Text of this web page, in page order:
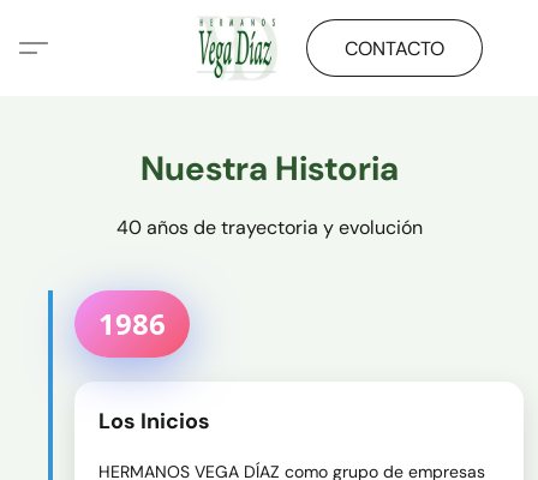
CONTACTO
Nuestra Historia
40 años de trayectoria y evolución
1986
Los Inicios
HERMANOS VEGA DÍAZ como grupo de empresas